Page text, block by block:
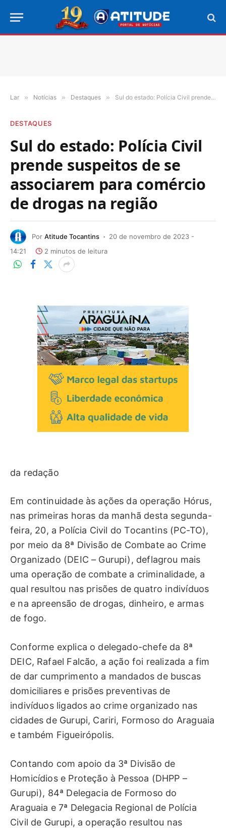
Lar » Notícias » Destaques » Sul do estado: Polícia Civil prende suspeitos de se associarem para comércio de drogas na região
DESTAQUES
Sul do estado: Polícia Civil
prende suspeitos de se
associarem para comércio
de drogas na região
Por Atitude Tocantins
20 de novembro de 2023 -
14:21
2 minutos de leitura
da redação
Em continuidade às ações da operação Hórus,
nas primeiras horas da manhã desta segunda-
feira, 20, a Polícia Civil do Tocantins (PC-TO),
por meio da 8ª Divisão de Combate ao Crime
Organizado (DEIC – Gurupi), deflagrou mais
uma operação de combate a criminalidade, a
qual resultou nas prisões de quatro indivíduos
e na apreensão de drogas, dinheiro, e armas
de fogo.
Conforme explica o delegado-chefe da 8ª
DEIC, Rafael Falcão, a ação foi realizada a fim
de dar cumprimento a mandados de buscas
domiciliares e prisões preventivas de
indivíduos ligados ao crime organizado nas
cidades de Gurupi, Cariri, Formoso do Araguaia
e também Figueirópolis.
Contando com apoio da 3ª Divisão de
Homicídios e Proteção à Pessoa (DHPP –
Gurupi), 84ª Delegacia de Formoso do
Araguaia e 7ª Delegacia Regional de Polícia
Civil de Gurupi, a operação resultou nas